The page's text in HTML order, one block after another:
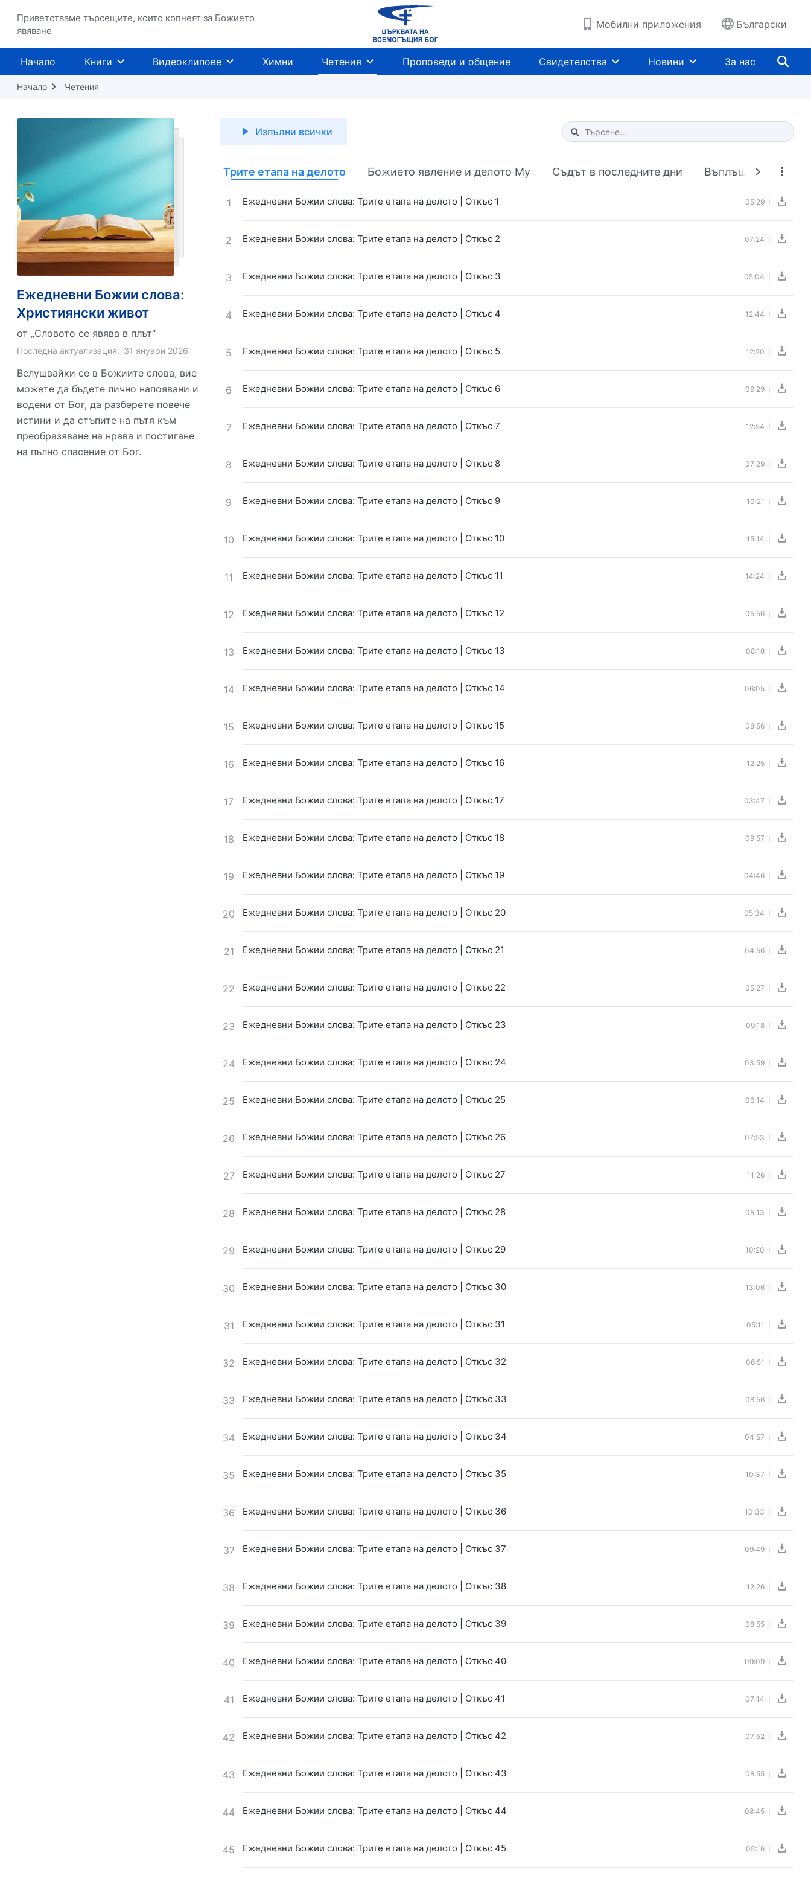
Приветстваме търсещите, които копнеят за Божието
явяване
Мобилни приложения Български
Начало Книги Видеоклипове Химни Четения Проповеди и общение Свидетелства Новини За нас
Начало Четения
Ежедневни Божии слова:
Християнски живот
от „Словото се явява в плът“
Последна актуализация: 31 януари 2026
Вслушвайки се в Божиите слова, вие
можете да бъдете лично напоявани и
водени от Бог, да разберете повече
истини и да стъпите на пътя към
преобразяване на нрава и постигане
на пълно спасение от Бог.
Изпълни всички
Type 1 or more characters for results.
Трите етапа на делото Божието явление и делото Му Съдът в последните дни Въплъщението
1 Ежедневни Божии слова: Трите етапа на делото | Откъс 1 05:29
2 Ежедневни Божии слова: Трите етапа на делото | Откъс 2 07:24
3 Ежедневни Божии слова: Трите етапа на делото | Откъс 3 05:04
4 Ежедневни Божии слова: Трите етапа на делото | Откъс 4 12:44
5 Ежедневни Божии слова: Трите етапа на делото | Откъс 5 12:20
6 Ежедневни Божии слова: Трите етапа на делото | Откъс 6 09:29
7 Ежедневни Божии слова: Трите етапа на делото | Откъс 7 12:54
8 Ежедневни Божии слова: Трите етапа на делото | Откъс 8 07:29
9 Ежедневни Божии слова: Трите етапа на делото | Откъс 9 10:21
10 Ежедневни Божии слова: Трите етапа на делото | Откъс 10 15:14
11 Ежедневни Божии слова: Трите етапа на делото | Откъс 11 14:24
12 Ежедневни Божии слова: Трите етапа на делото | Откъс 12 05:56
13 Ежедневни Божии слова: Трите етапа на делото | Откъс 13 08:18
14 Ежедневни Божии слова: Трите етапа на делото | Откъс 14 06:05
15 Ежедневни Божии слова: Трите етапа на делото | Откъс 15 08:56
16 Ежедневни Божии слова: Трите етапа на делото | Откъс 16 12:25
17 Ежедневни Божии слова: Трите етапа на делото | Откъс 17 03:47
18 Ежедневни Божии слова: Трите етапа на делото | Откъс 18 09:57
19 Ежедневни Божии слова: Трите етапа на делото | Откъс 19 04:46
20 Ежедневни Божии слова: Трите етапа на делото | Откъс 20 05:34
21 Ежедневни Божии слова: Трите етапа на делото | Откъс 21 04:56
22 Ежедневни Божии слова: Трите етапа на делото | Откъс 22 05:27
23 Ежедневни Божии слова: Трите етапа на делото | Откъс 23 09:18
24 Ежедневни Божии слова: Трите етапа на делото | Откъс 24 03:59
25 Ежедневни Божии слова: Трите етапа на делото | Откъс 25 06:14
26 Ежедневни Божии слова: Трите етапа на делото | Откъс 26 07:53
27 Ежедневни Божии слова: Трите етапа на делото | Откъс 27 11:26
28 Ежедневни Божии слова: Трите етапа на делото | Откъс 28 05:13
29 Ежедневни Божии слова: Трите етапа на делото | Откъс 29 10:20
30 Ежедневни Божии слова: Трите етапа на делото | Откъс 30 13:06
31 Ежедневни Божии слова: Трите етапа на делото | Откъс 31 05:11
32 Ежедневни Божии слова: Трите етапа на делото | Откъс 32 06:51
33 Ежедневни Божии слова: Трите етапа на делото | Откъс 33 08:56
34 Ежедневни Божии слова: Трите етапа на делото | Откъс 34 04:57
35 Ежедневни Божии слова: Трите етапа на делото | Откъс 35 10:37
36 Ежедневни Божии слова: Трите етапа на делото | Откъс 36 10:33
37 Ежедневни Божии слова: Трите етапа на делото | Откъс 37 09:49
38 Ежедневни Божии слова: Трите етапа на делото | Откъс 38 12:26
39 Ежедневни Божии слова: Трите етапа на делото | Откъс 39 08:55
40 Ежедневни Божии слова: Трите етапа на делото | Откъс 40 09:09
41 Ежедневни Божии слова: Трите етапа на делото | Откъс 41 07:14
42 Ежедневни Божии слова: Трите етапа на делото | Откъс 42 07:52
43 Ежедневни Божии слова: Трите етапа на делото | Откъс 43 08:55
44 Ежедневни Божии слова: Трите етапа на делото | Откъс 44 08:45
45 Ежедневни Божии слова: Трите етапа на делото | Откъс 45 05:16